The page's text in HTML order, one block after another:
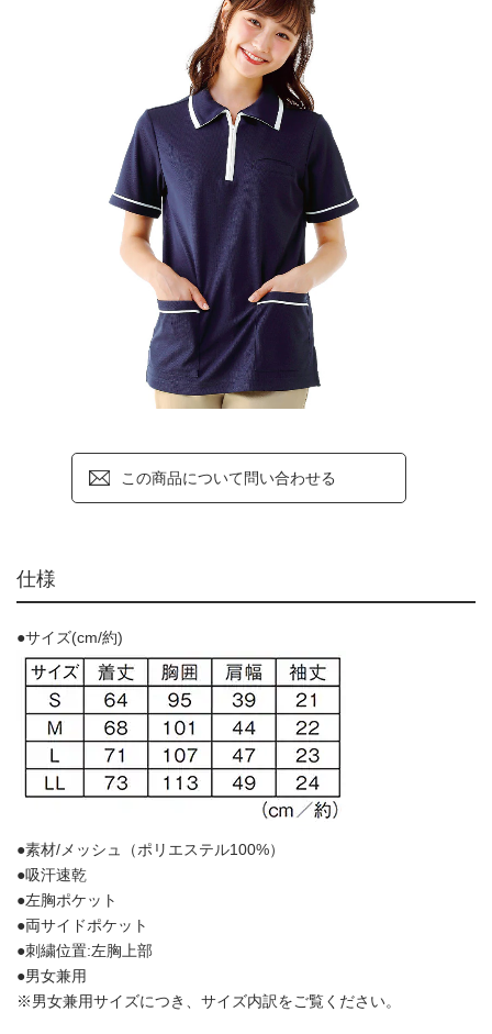
この商品について問い合わせる
仕様
●サイズ(cm/約)
●素材/メッシュ（ポリエステル100%）
●吸汗速乾
●左胸ポケット
●両サイドポケット
●刺繍位置:左胸上部
●男女兼用
※男女兼用サイズにつき、サイズ内訳をご覧ください。